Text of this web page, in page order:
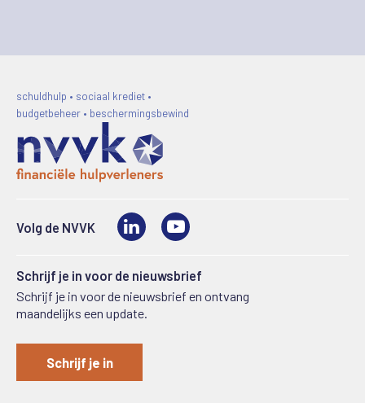
schuldhulp • sociaal krediet •
budgetbeheer • beschermingsbewind
Volg de NVVK LinkedIn
Schrijf je in voor de nieuwsbrief
Schrijf je in voor de nieuwsbrief en ontvang
maandelijks een update.
Schrijf je in